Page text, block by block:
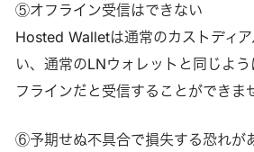
⑤オフライン受信はできない
Hosted Walletは通常のカストディ
い、通常のLNウォレットと同じよ
フラインだと受信することができま
⑥予期せぬ不具合で損失する恐れが